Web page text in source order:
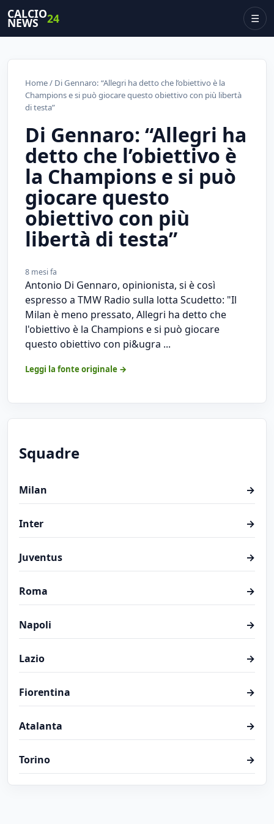
CALCIO
NEWS 24 ☰
Home/ Di Gennaro: “Allegri ha detto che l’obiettivo è la
Champions e si può giocare questo obiettivo con più libertà
di testa”
Di Gennaro: “Allegri ha
detto che l’obiettivo è
la Champions e si può
giocare questo
obiettivo con più
libertà di testa”
8 mesi fa
Antonio Di Gennaro, opinionista, si è così
espresso a TMW Radio sulla lotta Scudetto: "Il
Milan è meno pressato, Allegri ha detto che
l'obiettivo è la Champions e si può giocare
questo obiettivo con pi&ugra ...
Leggi la fonte originale →
Squadre
Milan →
Inter →
Juventus →
Roma →
Napoli →
Lazio →
Fiorentina →
Atalanta →
Torino →